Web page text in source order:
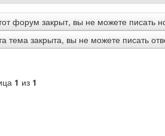
форум закрыт, вы не можете писать
тема закрыта, вы не можете писать
1 из 1